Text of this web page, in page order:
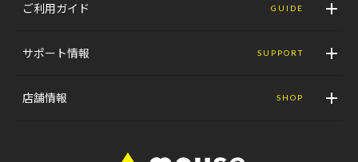
ご利用ガイド GUIDE
サポート情報 SUPPORT
店舗情報 SHOP